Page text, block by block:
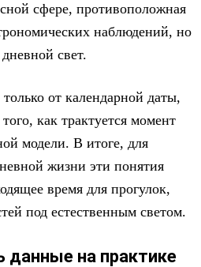
сфере, противоположная
наблюдений, но
свет.
от календарной даты,
как трактуется момент
модели. В итоге, для
жизни эти понятия
время для прогулок,
под естественным светом.
данные на практике